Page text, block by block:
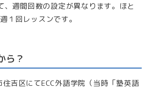
、週間回数の設定が異なります。ほと
１回レッスンです。
ら？
吉区にてECC外語学院（当時「塾英語